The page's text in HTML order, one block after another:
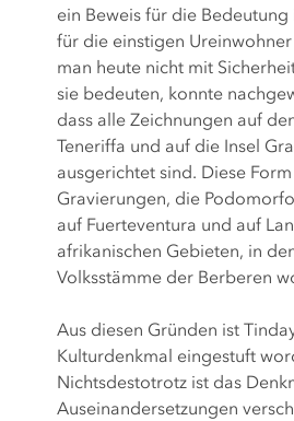
ein Beweis für die
für die einstigen
man heute nicht mit
sie bedeuten, konnte
dass alle Zeichnungen auf
Teneriffa und auf die Insel
ausgerichtet sind. Diese
Gravierungen, die
auf Fuerteventura und auf
afrikanischen Gebieten, in
Volksstämme der Berberen
Aus diesen Gründen ist
Kulturdenkmal eingestuft
Nichtsdestotrotz ist das
Auseinandersetzungen